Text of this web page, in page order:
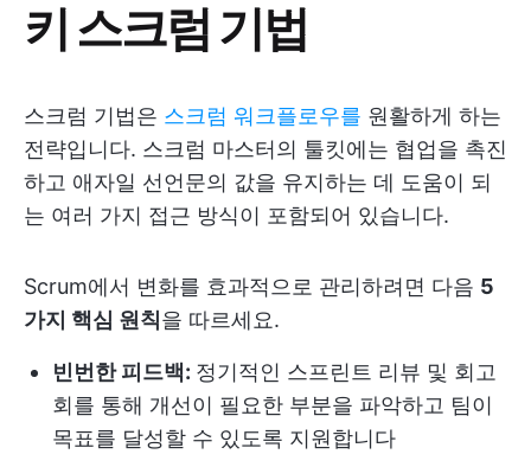
키 스크럼 기법
스크럼 기법은 스크럼 워크플로우를 원활하게 하는
전략입니다. 스크럼 마스터의 툴킷에는 협업을 촉진
하고 애자일 선언문의 값을 유지하는 데 도움이 되
는 여러 가지 접근 방식이 포함되어 있습니다.
Scrum에서 변화를 효과적으로 관리하려면 다음 5
가지 핵심 원칙을 따르세요.
빈번한 피드백: 정기적인 스프린트 리뷰 및 회고
회를 통해 개선이 필요한 부분을 파악하고 팀이
목표를 달성할 수 있도록 지원합니다